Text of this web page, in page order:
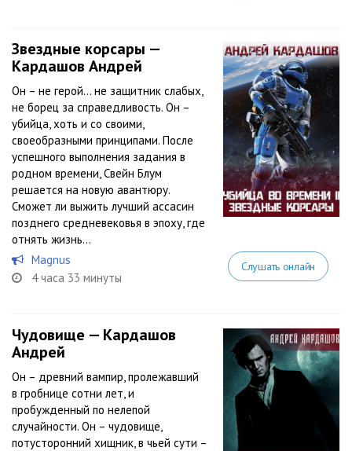
Звездные корсары —
Кардашов Андрей
Он – не герой… не защитник слабых,
не борец за справедливость. Он –
убийца, хоть и со своими,
своеобразными принципами. После
успешного выполнения задания в
родном времени, Свейн Блум
решается на новую авантюру.
Сможет ли выжить лучший ассасин
позднего средневековья в эпоху, где
отнять жизнь...
Magnus
4 часа 33 минуты
Слушать онлайн
Чудовище — Кардашов
Андрей
Он – древний вампир, пролежавший
в гробнице сотни лет, и
пробужденный по нелепой
случайности. Он – чудовище,
потусторонний хищник, в чьей сути –